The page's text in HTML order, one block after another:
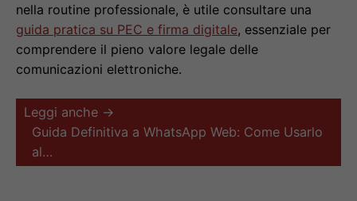
nella routine professionale, è utile consultare una
guida pratica su PEC e firma digitale, essenziale per
comprendere il pieno valore legale delle
comunicazioni elettroniche.
Leggi anche →
Guida Definitiva a WhatsApp Web: Come Usarlo
al…